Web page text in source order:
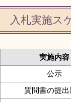
入札実施ス
実施内容
公示
質問書の提出